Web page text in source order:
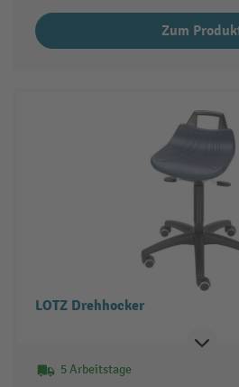
Zum
LOTZ Drehhocker
5 Arbeitstage